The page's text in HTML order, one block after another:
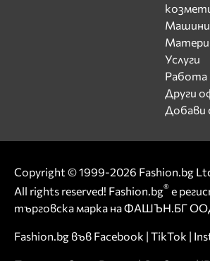
Машини
Услуги
Работа
Други
Добави
Copyright © 1999-2026 Fashion.bg
All rights reserved! Fashion.bg® е
търговска марка на ФАШЪН.БГ
Fashion.bg във Facebook | TikTok |